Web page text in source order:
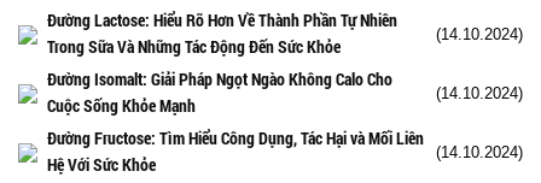
Đường Lactose: Hiểu Rõ Hơn Về Thành Phần Tự Nhiên
Trong Sữa Và Những Tác Động Đến Sức Khỏe
(14.10.2024)
Đường Isomalt: Giải Pháp Ngọt Ngào Không Calo Cho
Cuộc Sống Khỏe Mạnh
(14.10.2024)
Đường Fructose: Tìm Hiểu Công Dụng, Tác Hại và Mối Liên
Hệ Với Sức Khỏe
(14.10.2024)